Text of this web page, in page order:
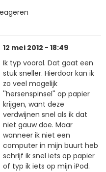
12 mei 2012 - 18:49
Ik typ vooral. Dat gaat een
stuk sneller. Hierdoor kan ik
zo veel mogelijk
''hersenspinsel'' op papier
krijgen, want deze
verdwijnen snel als ik dat
niet gauw doe. Maar
wanneer ik niet een
computer in mijn buurt heb
schrijf ik snel iets op papier
of typ ik iets op mijn iPod.